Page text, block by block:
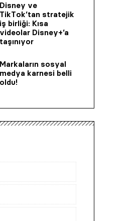
Disney ve
TikTok’tan stratejik
iş birliği: Kısa
videolar Disney+’a
taşınıyor
Markaların sosyal
medya karnesi belli
oldu!